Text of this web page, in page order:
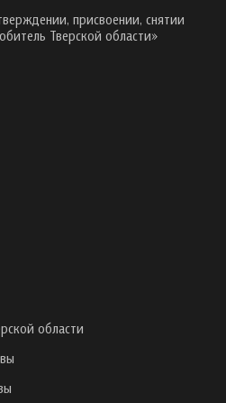
присвоении, снятии
Тверской области»
области